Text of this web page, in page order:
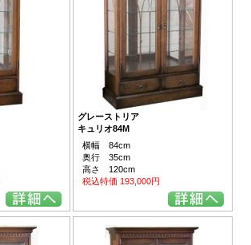
グレーストリア
キュリオ84M
横幅 84cm
奥行 35cm
高さ 120cm
税込特価 193,000円